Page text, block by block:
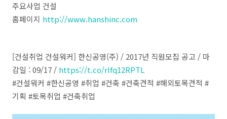
주요사업 건설
홈페이지 http://www.hanshinc.com
[건설취업 건설워커] 한신공영(주) / 2017년 직원모집 공고 / 마
감일 : 09/17 / https://t.co/rIfq12RPTL
#건설워커 #한신공영 #취업 #건축 #건축견적 #해외토목견적 #
기획 #토목취업 #건축취업